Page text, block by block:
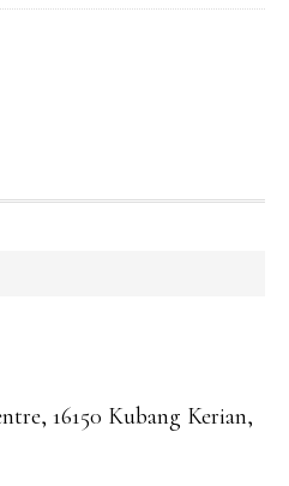
16150 Kubang Kerian,